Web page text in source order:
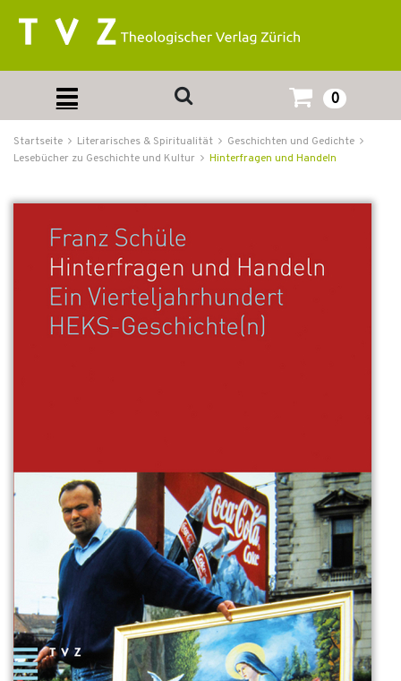
0
Startseite Literarisches & Spiritualität
Geschichten und Gedichte
Lesebücher zu Geschichte und Kultur
Hinterfragen und Handeln